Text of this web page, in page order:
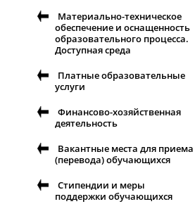
Материально-техническое
обеспечение и оснащенность
образовательного процесса.
Доступная среда
Платные образовательные
услуги
Финансово-хозяйственная
деятельность
Вакантные места для приема
(перевода) обучающихся
Стипендии и меры
поддержки обучающихся